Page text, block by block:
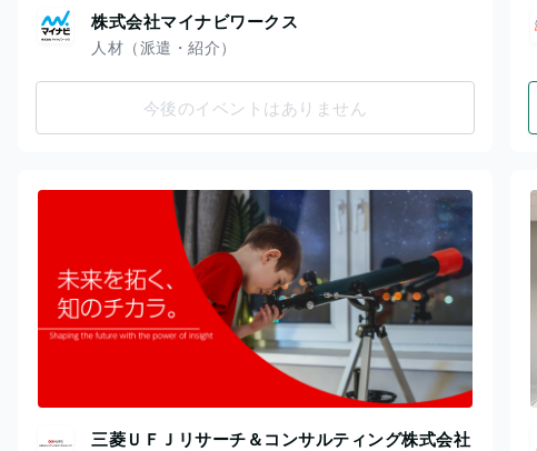
株式会社マイナビワークス
人材（派遣・紹介）
今後のイベントはありません
三菱ＵＦＪリサーチ＆コンサルティング株式会社